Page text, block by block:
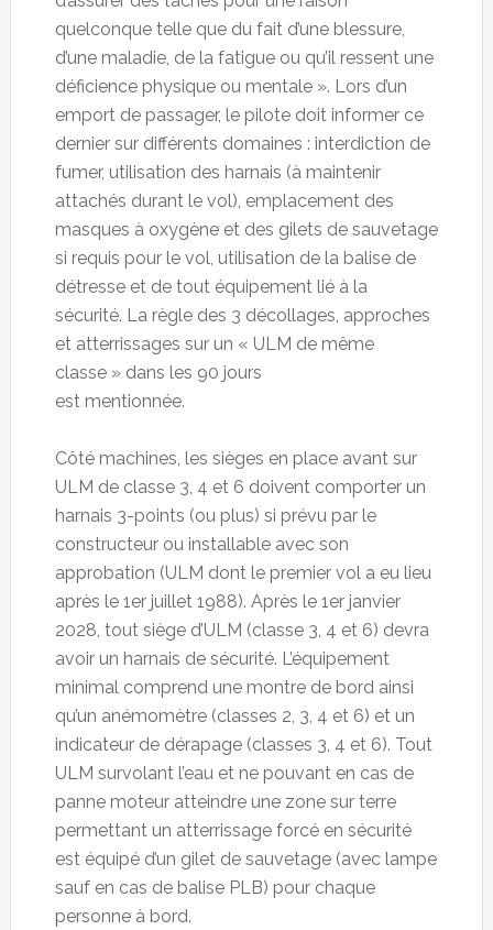
quelconque telle que du fait d’une blessure,
d’une maladie, de la fatigue ou qu’il ressent une
déficience physique ou mentale ». Lors d’un
emport de passager, le pilote doit informer ce
dernier sur différents domaines : interdiction de
fumer, utilisation des harnais (à maintenir
attachés durant le vol), emplacement des
masques à oxygène et des gilets de sauvetage
si requis pour le vol, utilisation de la balise de
détresse et de tout équipement lié à la
sécurité. La règle des 3 décollages, approches
et atterrissages sur un « ULM de même
classe » dans les 90 jours
est mentionnée.
Côté machines, les sièges en place avant sur
ULM de classe 3, 4 et 6 doivent comporter un
harnais 3-points (ou plus) si prévu par le
constructeur ou installable avec son
approbation (ULM dont le premier vol a eu lieu
après le 1er juillet 1988). Après le 1er janvier
2028, tout siège d’ULM (classe 3, 4 et 6) devra
avoir un harnais de sécurité. L’équipement
minimal comprend une montre de bord ainsi
qu’un anémomètre (classes 2, 3, 4 et 6) et un
indicateur de dérapage (classes 3, 4 et 6). Tout
ULM survolant l’eau et ne pouvant en cas de
panne moteur atteindre une zone sur terre
permettant un atterrissage forcé en sécurité
est équipé d’un gilet de sauvetage (avec lampe
sauf en cas de balise PLB) pour chaque
personne à bord.